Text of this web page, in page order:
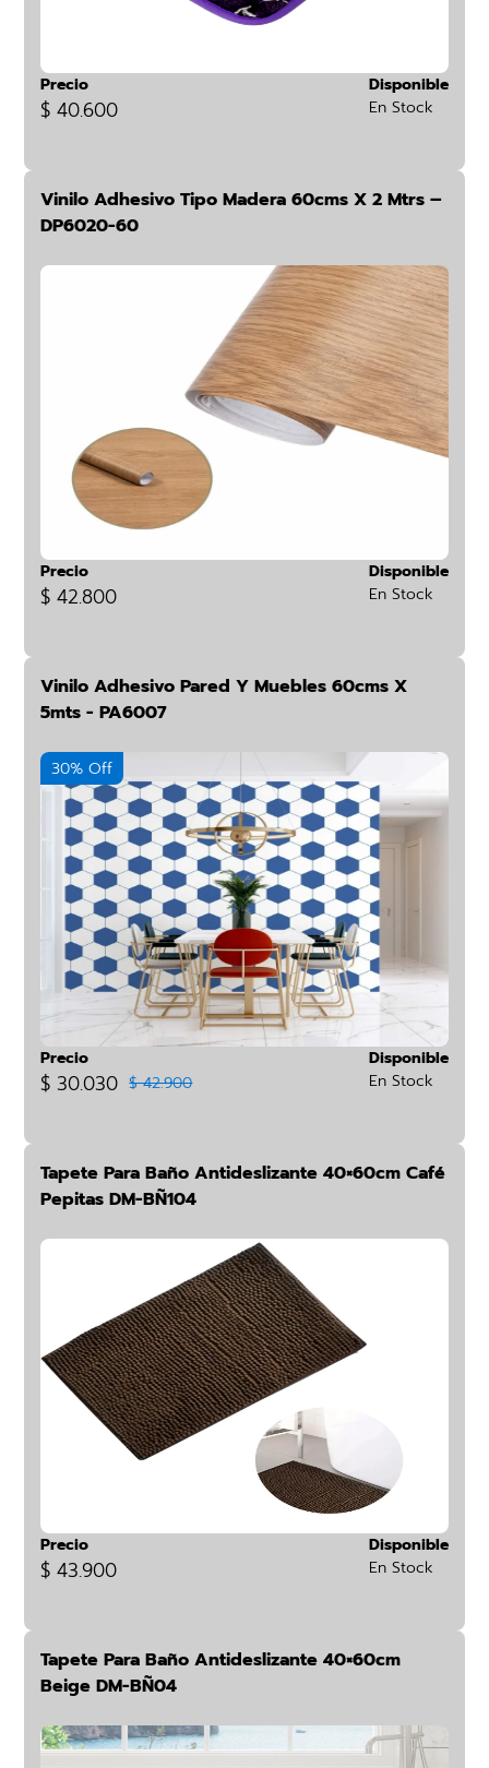
Precio
$ 40.600
Disponible
En Stock
Vinilo Adhesivo Tipo Madera 60cms X 2 Mtrs –
DP6020-60
Precio
$ 42.800
Disponible
En Stock
Vinilo Adhesivo Pared Y Muebles 60cms X
5mts - PA6007
30% Off
Precio
$ 30.030 $ 42.900
Disponible
En Stock
Tapete Para Baño Antideslizante 40×60cm Café
Pepitas DM-BÑ104
Precio
$ 43.900
Disponible
En Stock
Tapete Para Baño Antideslizante 40×60cm
Beige DM-BÑ04